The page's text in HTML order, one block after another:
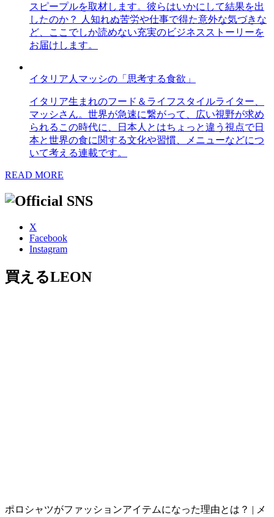
スピープルを取材します。彼らはいかにして結果を出
したのか？ 人知れぬ苦労や仕事で得た意外な気づきな
ど、ここでしか読めない充実のビジネスストーリーを
お届けします。
イタリア人マッシの「思考する食欲」
イタリア生まれのフード＆ライフスタイルライター、
マッシさん。世界が急速に繋がって、広い視野が求め
られるこの時代に、日本人とはちょっと違う視点で日
本と世界の食に関する文化や習慣、メニューなどにつ
いて考える連載です。
READ MORE
X
Facebook
Instagram
買えるLEON
ポロシャツがファッションアイテムになった理由とは？ | メ